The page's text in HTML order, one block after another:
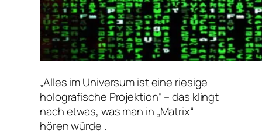
„Alles im Universum ist eine riesige
holografische Projektion“ – das klingt
nach etwas, was man in „Matrix“
hören würde .